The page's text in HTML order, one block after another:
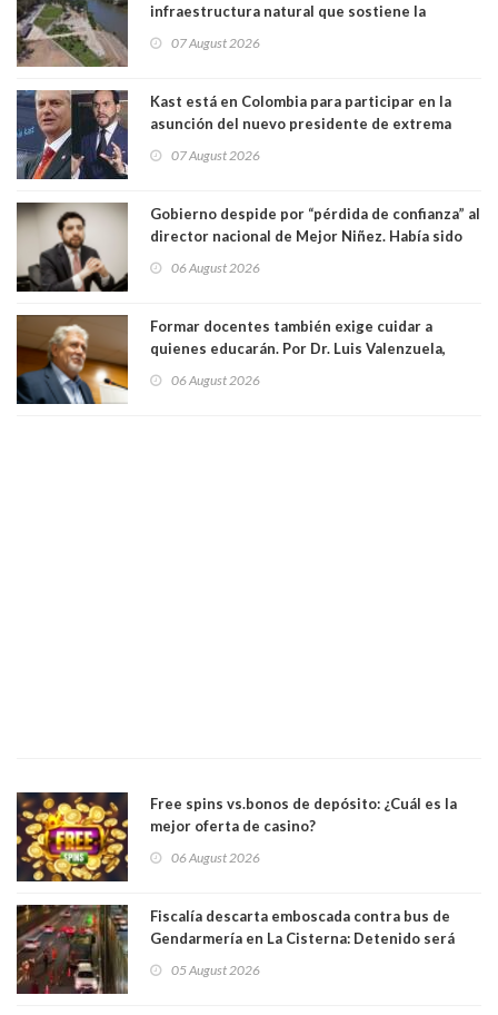
infraestructura natural que sostiene la
07 August 2026
Kast está en Colombia para participar en la
asunción del nuevo presidente de extrema
07 August 2026
Gobierno despide por “pérdida de confianza” al
director nacional de Mejor Niñez. Había sido
06 August 2026
Formar docentes también exige cuidar a
quienes educarán. Por Dr. Luis Valenzuela,
Académicos U. Católica Silva Henríquez
06 August 2026
Free spins vs.bonos de depósito: ¿Cuál es la
mejor oferta de casino?
06 August 2026
Fiscalía descarta emboscada contra bus de
Gendarmería en La Cisterna: Detenido será
05 August 2026